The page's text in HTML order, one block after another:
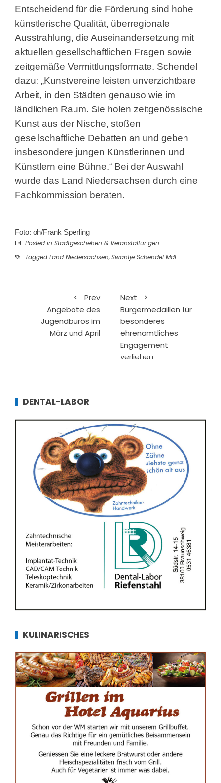
Entscheidend für die Förderung sind hohe
künstlerische Qualität, überregionale
Ausstrahlung, die Auseinandersetzung mit
aktuellen gesellschaftlichen Fragen sowie
zeitgemäße Vermittlungsformate. Schendel
dazu: „Kunstvereine leisten unverzichtbare
Arbeit, in den Städten genauso wie im
ländlichen Raum. Sie holen zeitgenössische
Kunst aus der Nische, stoßen
gesellschaftliche Debatten an und geben
insbesondere jungen Künstlerinnen und
Künstlern eine Bühne.“ Bei der Auswahl
wurde das Land Niedersachsen durch eine
Fachkommission beraten.
Foto: oh/Frank Sperling
Posted in Stadtgeschehen & Veranstaltungen
Tagged Land Niedersachsen, Swantje Schendel MdL
Prev
Angebote des
Jugendbüros im
März und April
Next
Bürgermedaillen für
besonderes
ehrenamtliches
Engagement
verliehen
DENTAL-LABOR
KULINARISCHES